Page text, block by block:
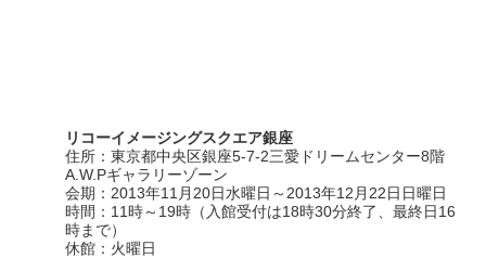
リコーイメージングスクエア銀座
住所：東京都中央区銀座5-7-2三愛ドリームセンター8階
A.W.Pギャラリーゾーン
会期：2013年11月20日水曜日～2013年12月22日日曜日
時間：11時～19時（入館受付は18時30分終了、最終日16
時まで）
休館：火曜日